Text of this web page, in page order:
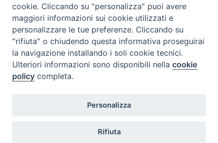
Scarp de’ Tenis
Newsletter
ISCRIVITI ALLA NEWSLETTER
cookie. Cliccando su "personalizza" puoi avere
maggiori informazioni sui cookie utilizzati e
personalizzare le tue preferenze. Cliccando su
"rifiuta" o chiudendo questa informativa proseguirai
la navigazione installando i soli cookie tecnici.
Ulteriori informazioni sono disponibili nellacookie
policy completa.
Personalizza
Rifiuta